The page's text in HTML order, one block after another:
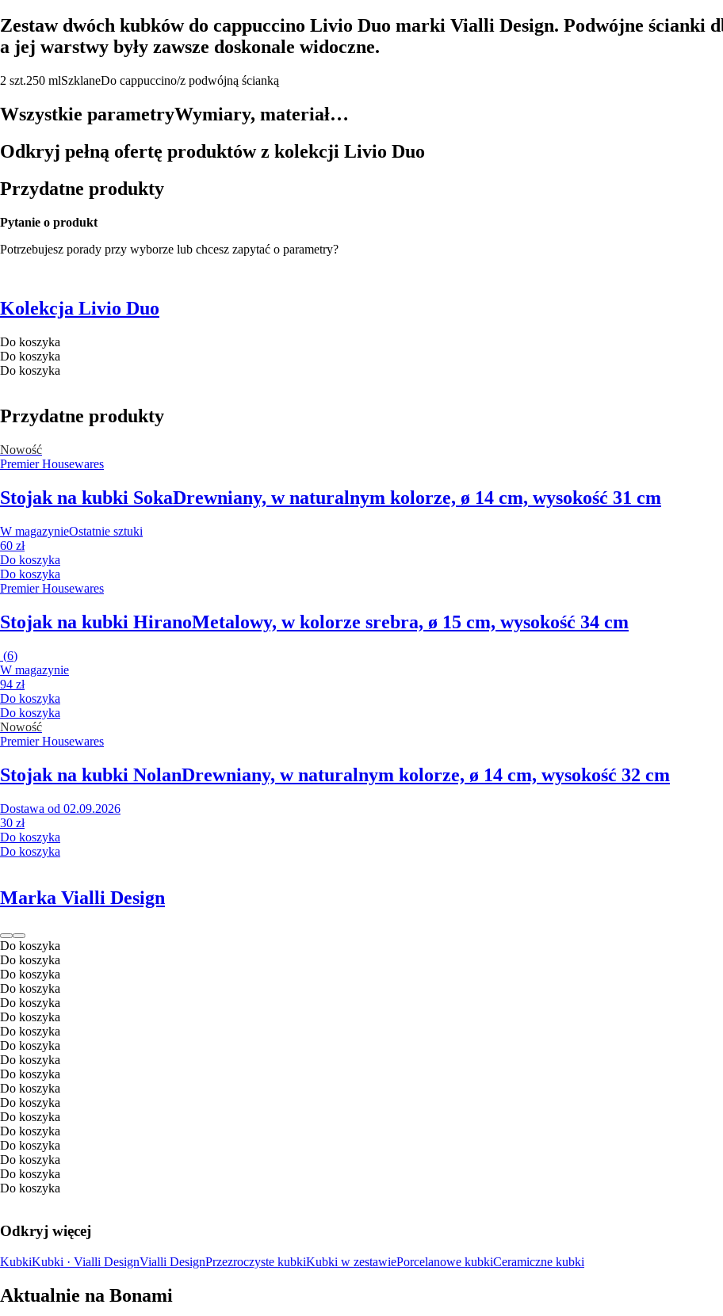
Zestaw dwóch kubków do cappuccino Livio Duo marki Vialli Design. Podwójne ścianki
a jej warstwy były zawsze doskonale widoczne.
2 szt.250 mlSzklaneDo cappuccino/z podwójną ścianką
Wszystkie parametryWymiary, materiał…
Odkryj pełną ofertę produktów z kolekcji Livio Duo
Przydatne produkty
Pytanie o produkt
Potrzebujesz porady przy wyborze lub chcesz zapytać o parametry?
Kolekcja Livio Duo
Do koszyka
Do koszyka
Do koszyka
Przydatne produkty
Nowość
Premier Housewares
Stojak na kubki SokaDrewniany, w naturalnym kolorze, ø 14 cm, wysokość 31 cm
W magazynieOstatnie sztuki
60 zł
Do koszyka
Do koszyka
Premier Housewares
Stojak na kubki HiranoMetalowy, w kolorze srebra, ø 15 cm, wysokość 34 cm
(6)
W magazynie
94 zł
Do koszyka
Do koszyka
Nowość
Premier Housewares
Stojak na kubki NolanDrewniany, w naturalnym kolorze, ø 14 cm, wysokość 32 cm
Dostawa od 02.09.2026
30 zł
Do koszyka
Do koszyka
Marka Vialli Design
Do koszyka
Do koszyka
Do koszyka
Do koszyka
Do koszyka
Do koszyka
Do koszyka
Do koszyka
Do koszyka
Do koszyka
Do koszyka
Do koszyka
Do koszyka
Do koszyka
Do koszyka
Do koszyka
Do koszyka
Do koszyka
Odkryj więcej
KubkiKubki · Vialli DesignVialli DesignPrzezroczyste kubkiKubki w zestawiePorcelanowe kubkiCeramiczne kubki
Aktualnie na Bonami